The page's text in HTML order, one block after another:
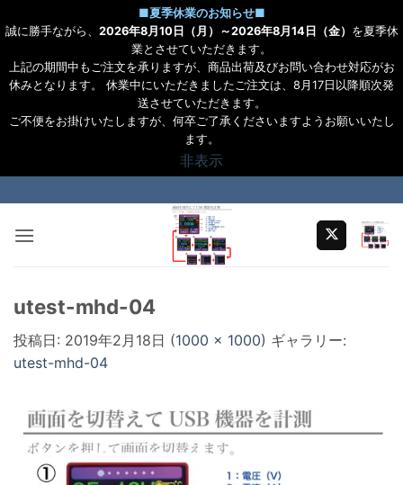
■夏季休業のお知らせ■
誠に勝手ながら、 2026年8月10日（月）～2026年8月14日（金） を夏季休
業とさせていただきます。
上記の期間中もご注文を承りますが、商品出荷及びお問い合わせ対応がお
休みとなります。 休業中にいただきましたご注文は、8月17日以降順次発
送させていただきます。
ご不便をお掛けいたしますが、何卒ご了承くださいますようお願いいたし
ます。
非表示
to
content
utest-mhd-04
投稿日: 2019年2月18日 (1000 × 1000) ギャラリー:
utest-mhd-04